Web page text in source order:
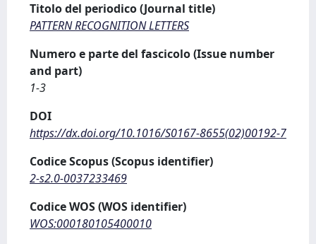
Titolo del periodico (Journal title)
PATTERN RECOGNITION LETTERS
Numero e parte del fascicolo (Issue number
and part)
1-3
DOI
https://dx.doi.org/10.1016/S0167-8655(02)00192-7
Codice Scopus (Scopus identifier)
2-s2.0-0037233469
Codice WOS (WOS identifier)
WOS:000180105400010